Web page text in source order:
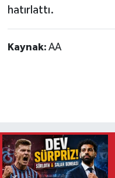
hatırlattı.
Kaynak: AA